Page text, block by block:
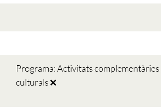
Programa: Activitats
culturals